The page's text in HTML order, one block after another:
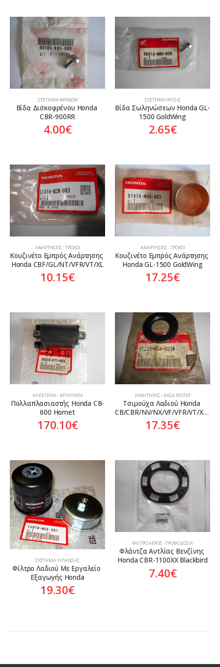
ΣΎΣΤΗΜΑ ΦΡΈΝΩΝ
Βίδα Δισκοφρένου Honda
CBR-900RR
4.00€
ΣΎΣΤΗΜΑ ΨΎΞΗΣ
Βίδα Σωληνώσεων Honda GL-
1500 GoldWing
2.65€
ΑΝΑΡΤΉΣΕΙΣ - ΤΡΟΧΟΊ
Κουζινέτο Εμπρός Ανάρτησης
Honda CBF/GL/NT/VFR/VT/XL
10.15€
ΑΝΑΡΤΉΣΕΙΣ - ΤΡΟΧΟΊ
Κουζινέτο Εμπρός Ανάρτησης
Honda GL-1500 GoldWing
17.25€
ΗΛΕΚΤΡΙΚΆ - ΜΠΑΤΑΡΊΑ
Πολλαπλασιαστής Honda CB-
600 Hornet
170.10€
ΚΙΝΗΤΉΡΑΣ - ΚΆΣΑ ΜΟΤΈΡ
Τσιμούχα Λαδιού Honda
CB/CBR/NV/NX/VF/VFR/VT/XL/XR/XRV
17.35€
ΣΎΣΤΗΜΑ ΛΊΠΑΝΣΗΣ
Φίλτρο Λαδιού Με Εργαλείο
Εξαγωγής Honda
19.30€
ΦΊΛΤΡΟ ΑΈΡΟΣ - ΤΡΟΦΟΔΟΣΊΑ
Φλάντζα Αντλίας Βενζίνης
Honda CBR-1100XX Blackbird
7.40€